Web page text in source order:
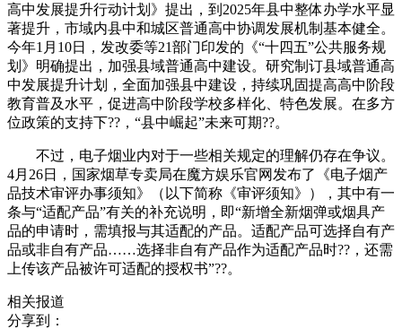
高中发展提升行动计划》提出，到2025年县中整体办学水平显
著提升，市域内县中和城区普通高中协调发展机制基本健全。
今年1月10日，发改委等21部门印发的《“十四五”公共服务规
划》明确提出，加强县域普通高中建设。研究制订县域普通高
中发展提升计划，全面加强县中建设，持续巩固提高高中阶段
教育普及水平，促进高中阶段学校多样化、特色发展。在多方
位政策的支持下??，“县中崛起”未来可期??。
不过，电子烟业内对于一些相关规定的理解仍存在争议。
4月26日，国家烟草专卖局在魔方娱乐官网发布了《电子烟产
品技术审评办事须知》（以下简称《审评须知》），其中有一
条与“适配产品”有关的补充说明，即“新增全新烟弹或烟具产
品的申请时，需填报与其适配的产品。适配产品可选择自有产
品或非自有产品……选择非自有产品作为适配产品时??，还需
上传该产品被许可适配的授权书”??。
相关报道
分享到：